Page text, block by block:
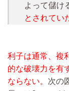
よって儲け
とされてい
利子は通常、複
的な破壊力を有
ならない。 次の